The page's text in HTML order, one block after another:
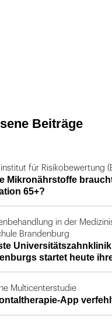
Beiträge
für Risikobewertung
Mikronährstoffe
65+?
in der
Brandenburg
Universitätszahnklinik
startet heute
Multicenterstudie
App